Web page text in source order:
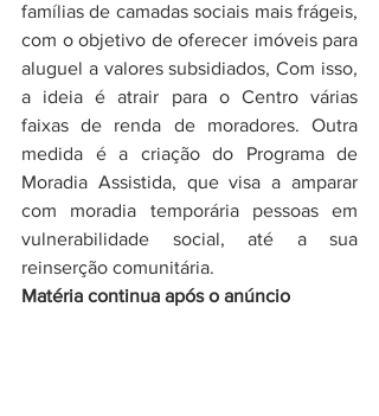
famílias de camadas sociais mais frágeis,
com o objetivo de oferecer imóveis para
aluguel a valores subsidiados, Com isso,
a ideia é atrair para o Centro várias
faixas de renda de moradores. Outra
medida é a criação do Programa de
Moradia Assistida, que visa a amparar
com moradia temporária pessoas em
vulnerabilidade social, até a sua
reinserção comunitária.
Matéria continua após o anúncio